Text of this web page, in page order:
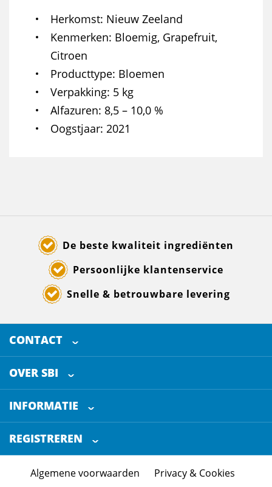
Herkomst Nieuw Zeeland
Kenmerken Bloemig, Grapefruit,
Citroen
Producttype Bloemen
Verpakking 5 kg
Alfazuren 8,5 – 10,0 %
Oogstjaar 2021
De beste kwaliteit ingrediënten
Persoonlijke klantenservice
Snelle & betrouwbare levering
CONTACT
SELECTED BREWING INGREDIENTS
Doornhoek 3880
5465 TBVeghel
The Netherlands
info@sbi4beer.com
OVER SBI
Over ons
Werken bij
INFORMATIE
Klantenservice
Blog
REGISTREREN
Algemene voorwaarden Privacy & Cookies